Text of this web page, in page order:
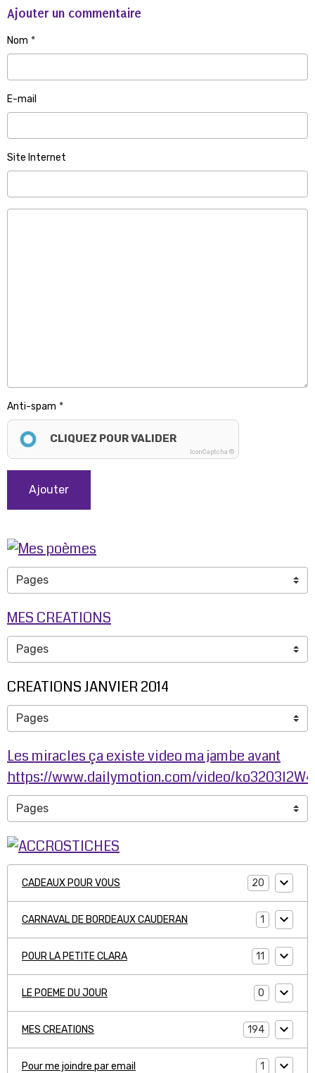
Ajouter un commentaire
Nom
E-mail
Site Internet
Anti-spam
CLIQUEZ POUR VALIDER
IconCaptcha ©
Ajouter
MES CREATIONS
CREATIONS JANVIER 2014
Les miracles ça existe video ma jambe avant
https://www.dailymotion.com/video/
CADEAUX POUR VOUS 20
CARNAVAL DE BORDEAUX CAUDERAN 1
POUR LA PETITE CLARA 11
LE POEME DU JOUR 0
MES CREATIONS 194
Pour me joindre par email 1